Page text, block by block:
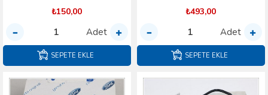
₺150,00
Adet
SEPETE EKLE
₺493,00
Adet
SEPETE EKLE